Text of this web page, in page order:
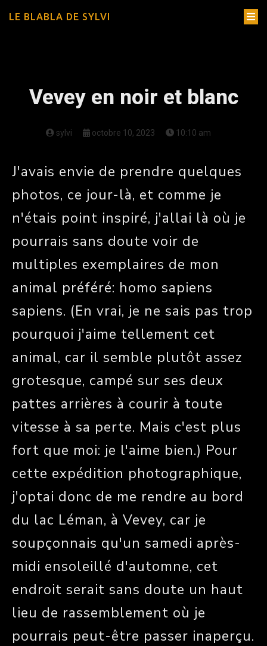
LE BLABLA DE SYLVI
Vevey en noir et blanc
sylvi octobre 10, 2023 10:10 am
J'avais envie de prendre quelques
photos, ce jour-là, et comme je
n'étais point inspiré, j'allai là où je
pourrais sans doute voir de
multiples exemplaires de mon
animal préféré: homo sapiens
sapiens. (En vrai, je ne sais pas trop
pourquoi j'aime tellement cet
animal, car il semble plutôt assez
grotesque, campé sur ses deux
pattes arrières à courir à toute
vitesse à sa perte. Mais c'est plus
fort que moi: je l'aime bien.) Pour
cette expédition photographique,
j'optai donc de me rendre au bord
du lac Léman, à Vevey, car je
soupçonnais qu'un samedi après-
midi ensoleillé d'automne, cet
endroit serait sans doute un haut
lieu de rassemblement où je
pourrais peut-être passer inaperçu.